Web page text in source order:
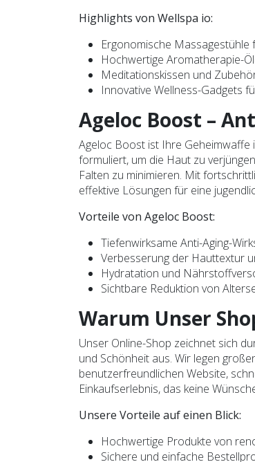
Highlights von Wellspa io:
Ergonomische
Hochwertige Aromatherapie-
Meditationskissen und
Innovative Wellness-Gadgets
Ageloc Boost –
Ageloc Boost ist Ihre Geheimwaffe
formuliert, um die Haut zu
Falten zu minimieren. Mit
effektive Lösungen für eine
Vorteile von Ageloc Boost:
Tiefenwirksame Anti-Aging-
Verbesserung der Hauttextur
Hydratation und
Sichtbare Reduktion von
Warum Unser
Unser Online-Shop zeichnet sich
und Schönheit aus. Wir legen
benutzerfreundlichen Website,
Einkaufserlebnis, das keine
Unsere Vorteile auf einen Blick:
Hochwertige Produkte von
Sichere und einfache